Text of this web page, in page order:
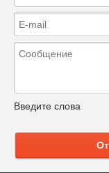
Введите слова